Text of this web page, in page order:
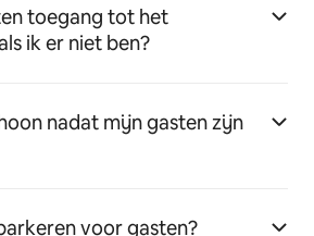
toegang tot het
ik er niet ben?
nadat mijn gasten zijn
voor gasten?